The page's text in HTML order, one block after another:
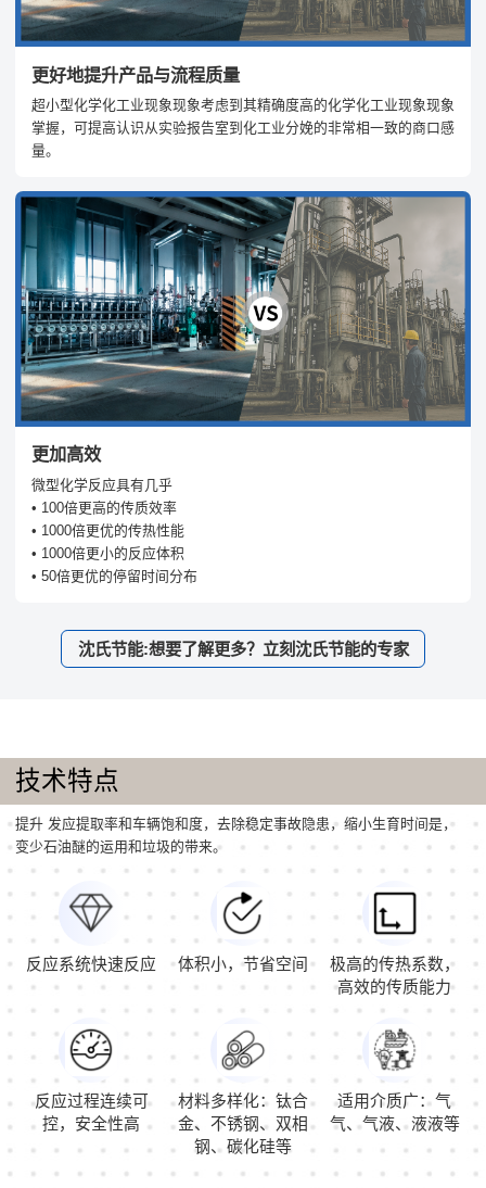
更好地提升产品与流程质量
超小型化学化工业现象现象考虑到其精确度高的化学化工业现象现象
掌握，可提高认识从实验报告室到化工业分娩的非常相一致的商口感
量。
更加高效
微型化学反应具有几乎
• 100倍更高的传质效率
• 1000倍更优的传热性能
• 1000倍更小的反应体积
• 50倍更优的停留时间分布
沈氏节能:想要了解更多？立刻沈氏节能的专家
技术特点
提升 发应提取率和车辆饱和度，去除稳定事故隐患，缩小生育时间是，
变少石油醚的运用和垃圾的带来。
反应系统快速反应 体积小，节省空间
极高的传热系数，
高效的传质能力
反应过程连续可
控，安全性高
材料多样化：钛合
金、不锈钢、双相
钢、碳化硅等
适用介质广：气
气、气液、液液等